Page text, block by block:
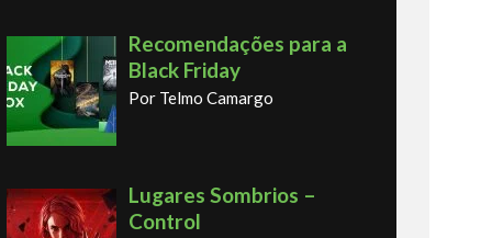
Recomendações para a
Black Friday
Por Telmo Camargo
Lugares Sombrios –
Control